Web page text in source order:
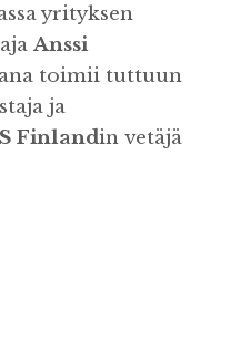
yrityksen
Anssi
toimii tuttuun
ja
Finlandin vetäjä